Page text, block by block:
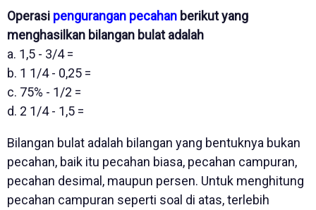
Operasi pengurangan pecahan berikut yang
menghasilkan bilangan bulat adalah
a. 1,5 - 3/4 =
b. 1 1/4 - 0,25 =
c. 75% - 1/2 =
d. 2 1/4 - 1,5 =
Bilangan bulat adalah bilangan yang bentuknya bukan
pecahan, baik itu pecahan biasa, pecahan campuran,
pecahan desimal, maupun persen. Untuk menghitung
pecahan campuran seperti soal di atas, terlebih